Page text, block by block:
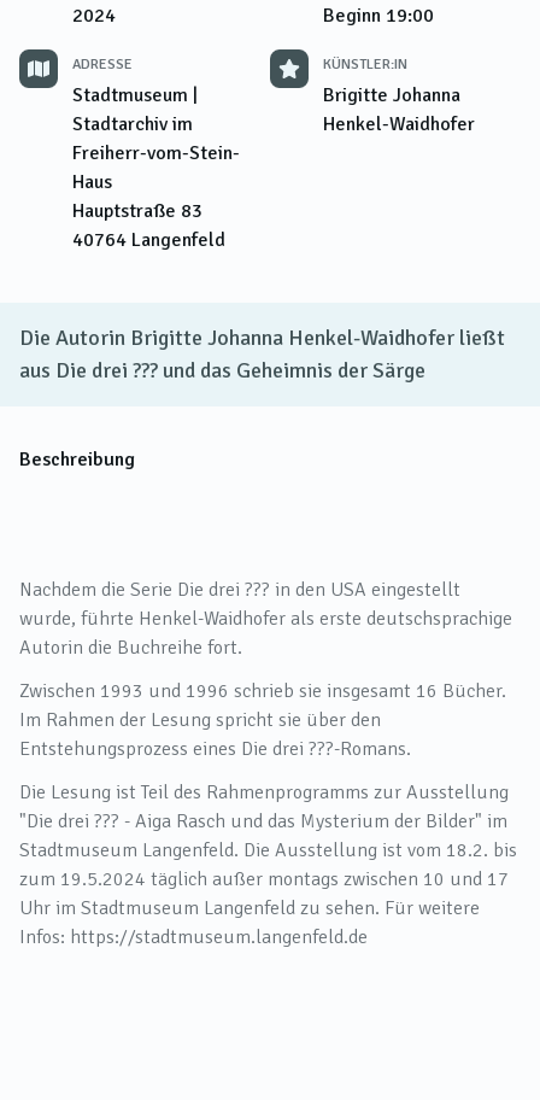
2024
Beginn 19:00
ADRESSE
Stadtmuseum |
Stadtarchiv im
Freiherr-vom-Stein-
Haus
Hauptstraße 83
40764 Langenfeld
KÜNSTLER:IN
Brigitte Johanna
Henkel-Waidhofer
Die Autorin Brigitte Johanna Henkel-Waidhofer ließt
aus Die drei ??? und das Geheimnis der Särge
Beschreibung
Nachdem die Serie Die drei ??? in den USA eingestellt
wurde, führte Henkel-Waidhofer als erste deutschsprachige
Autorin die Buchreihe fort.
Zwischen 1993 und 1996 schrieb sie insgesamt 16 Bücher.
Im Rahmen der Lesung spricht sie über den
Entstehungsprozess eines Die drei ???-Romans.
Die Lesung ist Teil des Rahmenprogramms zur Ausstellung
"Die drei ??? - Aiga Rasch und das Mysterium der Bilder" im
Stadtmuseum Langenfeld. Die Ausstellung ist vom 18.2. bis
zum 19.5.2024 täglich außer montags zwischen 10 und 17
Uhr im Stadtmuseum Langenfeld zu sehen. Für weitere
Infos: https://stadtmuseum.langenfeld.de